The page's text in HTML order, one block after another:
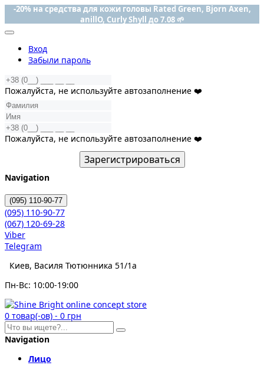
-20% на средства для кожи головы Rated Green, Bjorn Axen,
anillO, Curly Shyll до 7.08 🌱
Вход
Забыли пароль
Пожалуйста, не используйте автозаполнение ❤️
Пожалуйста, не используйте автозаполнение ❤️
Зарегистрироваться
Navigation
(095) 110-90-77
(095) 110-90-77
(067) 120-69-28
Viber
Telegram
Киев, Василя Тютюнника 51/1а
Пн-Вс: 10:00-19:00
0 товар(-ов) - 0 грн
Navigation
Лицо